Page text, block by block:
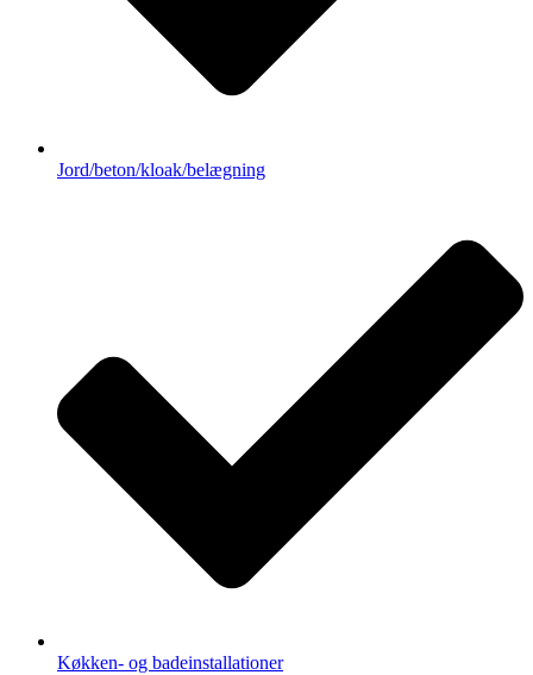
Jord/beton/kloak/belægning
Køkken- og badeinstallationer